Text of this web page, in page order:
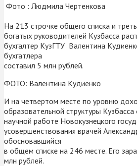
Фото : Людмила Чертенкова
На 213 строчке общего списка и
богатых руководителей Кузбасса
бухгалтер КузГТУ Валентина
бухгатлера
составил 5 млн рублей.
ФОТО: Валентина Кудиенко
И на четвертом месте по уровню
образовательной структуры
научной работе Новокузнецкого
усовершенствования врачей
обосновавшийся
в общем списке на 246 месте. Его
млн рублей.